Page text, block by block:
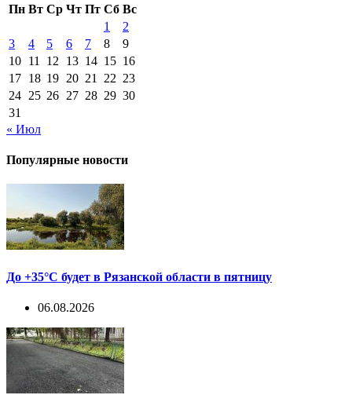
Пн Вт Ср Чт Пт Сб Вс
1
2
3
4 5 6 7 8
9
10 11 12 13 14 15 16
17 18 19 20 21 22 23
24 25 26 27 28 29 30
31
« Июл
Популярные новости
До +35°С будет в Рязанской области в пятницу
06.08.2026